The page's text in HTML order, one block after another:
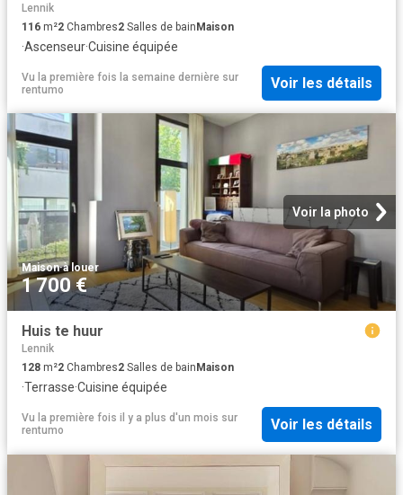
Lennik
116 m²2 Chambres2 Salles de bainMaison
·Ascenseur·Cuisine équipée
Vu la première fois la semaine dernière sur
rentumo
Voir les détails
Voir la photo
Maison·à louer
1 700 €
Huis te huur
Lennik
128 m²2 Chambres2 Salles de bain Maison
·Terrasse·Cuisine équipée
Vu la première fois il y a plus d'un mois sur
rentumo
Voir les détails